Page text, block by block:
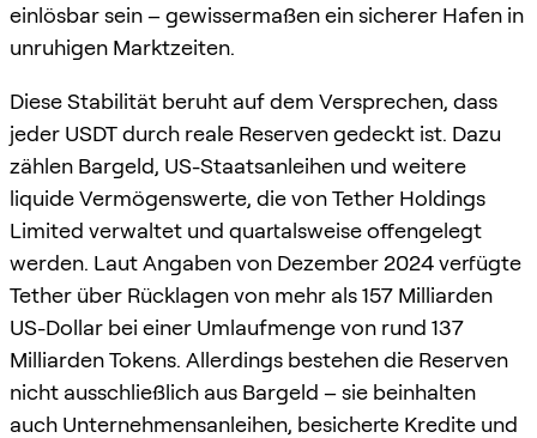
einlösbar sein – gewissermaßen ein sicherer Hafen in
unruhigen Marktzeiten.
Diese Stabilität beruht auf dem Versprechen, dass
jeder USDT durch reale Reserven gedeckt ist. Dazu
zählen Bargeld, US-Staatsanleihen und weitere
liquide Vermögenswerte, die von Tether Holdings
Limited verwaltet und quartalsweise offengelegt
werden. Laut Angaben von Dezember 2024 verfügte
Tether über Rücklagen von mehr als 157 Milliarden
US-Dollar bei einer Umlaufmenge von rund 137
Milliarden Tokens. Allerdings bestehen die Reserven
nicht ausschließlich aus Bargeld – sie beinhalten
auch Unternehmensanleihen, besicherte Kredite und